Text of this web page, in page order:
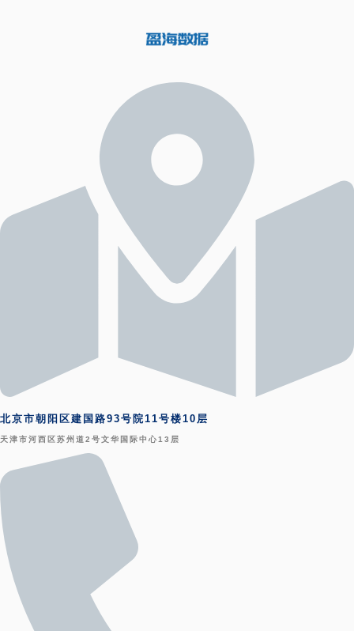
北京市朝阳区建国路93号院11号楼10层
天津市河西区苏州道2号文华国际中心13层